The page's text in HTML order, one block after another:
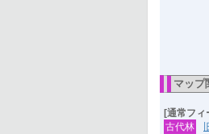
マップ
[通常フィ
古代林